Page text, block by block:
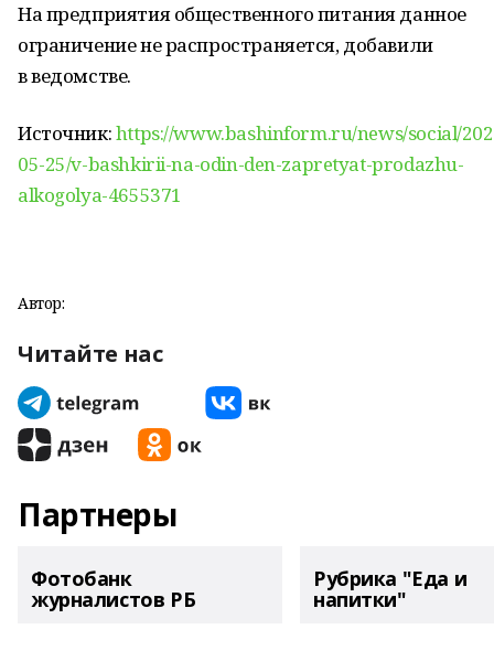
На предприятия общественного питания данное
ограничение не распространяется, добавили
в ведомстве.
Источник:https://www.bashinform.ru/news/social/
05-25/v-bashkirii-na-odin-den-zapretyat-prodazhu-
alkogolya-4655371
Автор:
Читайте нас
Партнеры
Фотобанк
журналистов РБ
Рубрика "Еда и
напитки"